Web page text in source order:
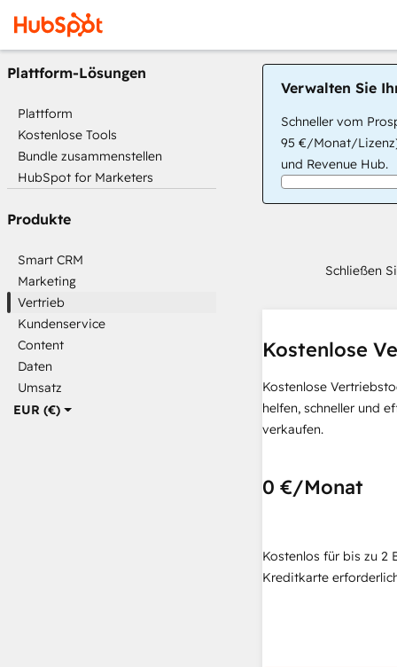
EUR (€)
Plattform-Lösungen
Plattform
Kostenlose Tools
Bundle zusammenstellen
HubSpot for Marketers
Produkte
Smart CRM
Marketing
Vertrieb
Kundenservice
Content
Daten
Umsatz
Verwalten Sie
Schneller vom
95 €/Monat/
und Revenue Hub.
Schließen
Kostenlose
Kostenlose
helfen, schneller und
verkaufen.
0 €/Monat
Kostenlos für bis zu 2
Kreditkarte